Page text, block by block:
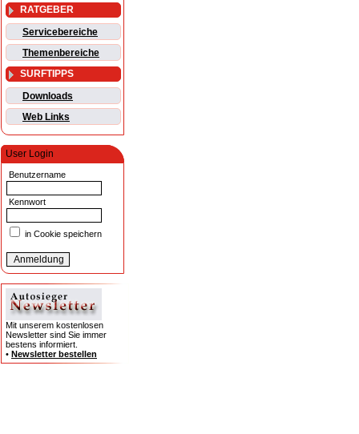
RATGEBER
Servicebereiche
Themenbereiche
SURFTIPPS
Downloads
Web Links
User Login
Benutzername
Kennwort
in Cookie speichern
Mit unserem kostenlosen
Newsletter sind Sie immer
bestens informiert.
• Newsletter bestellen